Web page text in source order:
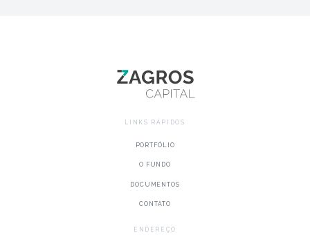
LINKS RÁPIDOS
PORTFÓLIO
O FUNDO
DOCUMENTOS
CONTATO
ENDEREÇO